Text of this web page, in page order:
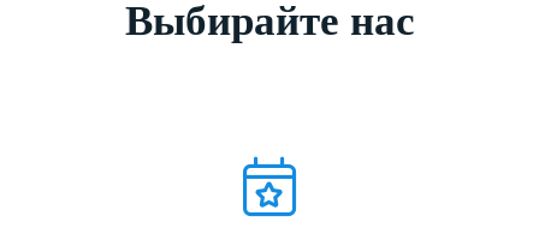
Выбирайте нас